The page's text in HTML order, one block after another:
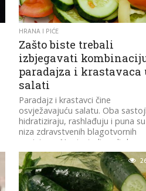
HRANA I PIĆE
Zašto biste trebali
izbjegavati
paradajza i krastavaca
salati
Paradajz i krastavci čine
osvježavajuću salatu. Oba
hidratiziraju, rashlađuju i puna su
niza zdravstvenih blagotvornih
svojstava. No, jeste li znali da...